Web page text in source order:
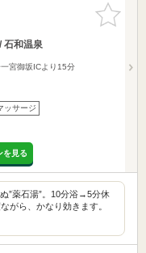
お気に入
りに追加
石和温泉
宮御坂ICより15分
ッサージ
を見る
”薬石湯”。10分浴→5分休
がら、かなり効きます。